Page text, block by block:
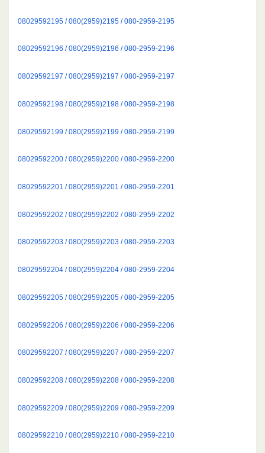
08029592195 / 080(2959)2195 / 080-2959-2195
08029592196 / 080(2959)2196 / 080-2959-2196
08029592197 / 080(2959)2197 / 080-2959-2197
08029592198 / 080(2959)2198 / 080-2959-2198
08029592199 / 080(2959)2199 / 080-2959-2199
08029592200 / 080(2959)2200 / 080-2959-2200
08029592201 / 080(2959)2201 / 080-2959-2201
08029592202 / 080(2959)2202 / 080-2959-2202
08029592203 / 080(2959)2203 / 080-2959-2203
08029592204 / 080(2959)2204 / 080-2959-2204
08029592205 / 080(2959)2205 / 080-2959-2205
08029592206 / 080(2959)2206 / 080-2959-2206
08029592207 / 080(2959)2207 / 080-2959-2207
08029592208 / 080(2959)2208 / 080-2959-2208
08029592209 / 080(2959)2209 / 080-2959-2209
08029592210 / 080(2959)2210 / 080-2959-2210